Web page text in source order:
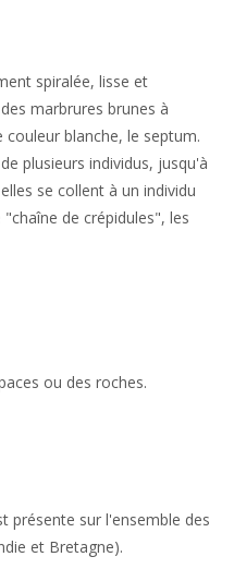
spiralée, lisse et
marbrures brunes à
blanche, le septum.
plusieurs individus, jusqu'à
se collent à un individu
de crépidules", les
ou des roches.
présente sur l'ensemble des
et Bretagne).